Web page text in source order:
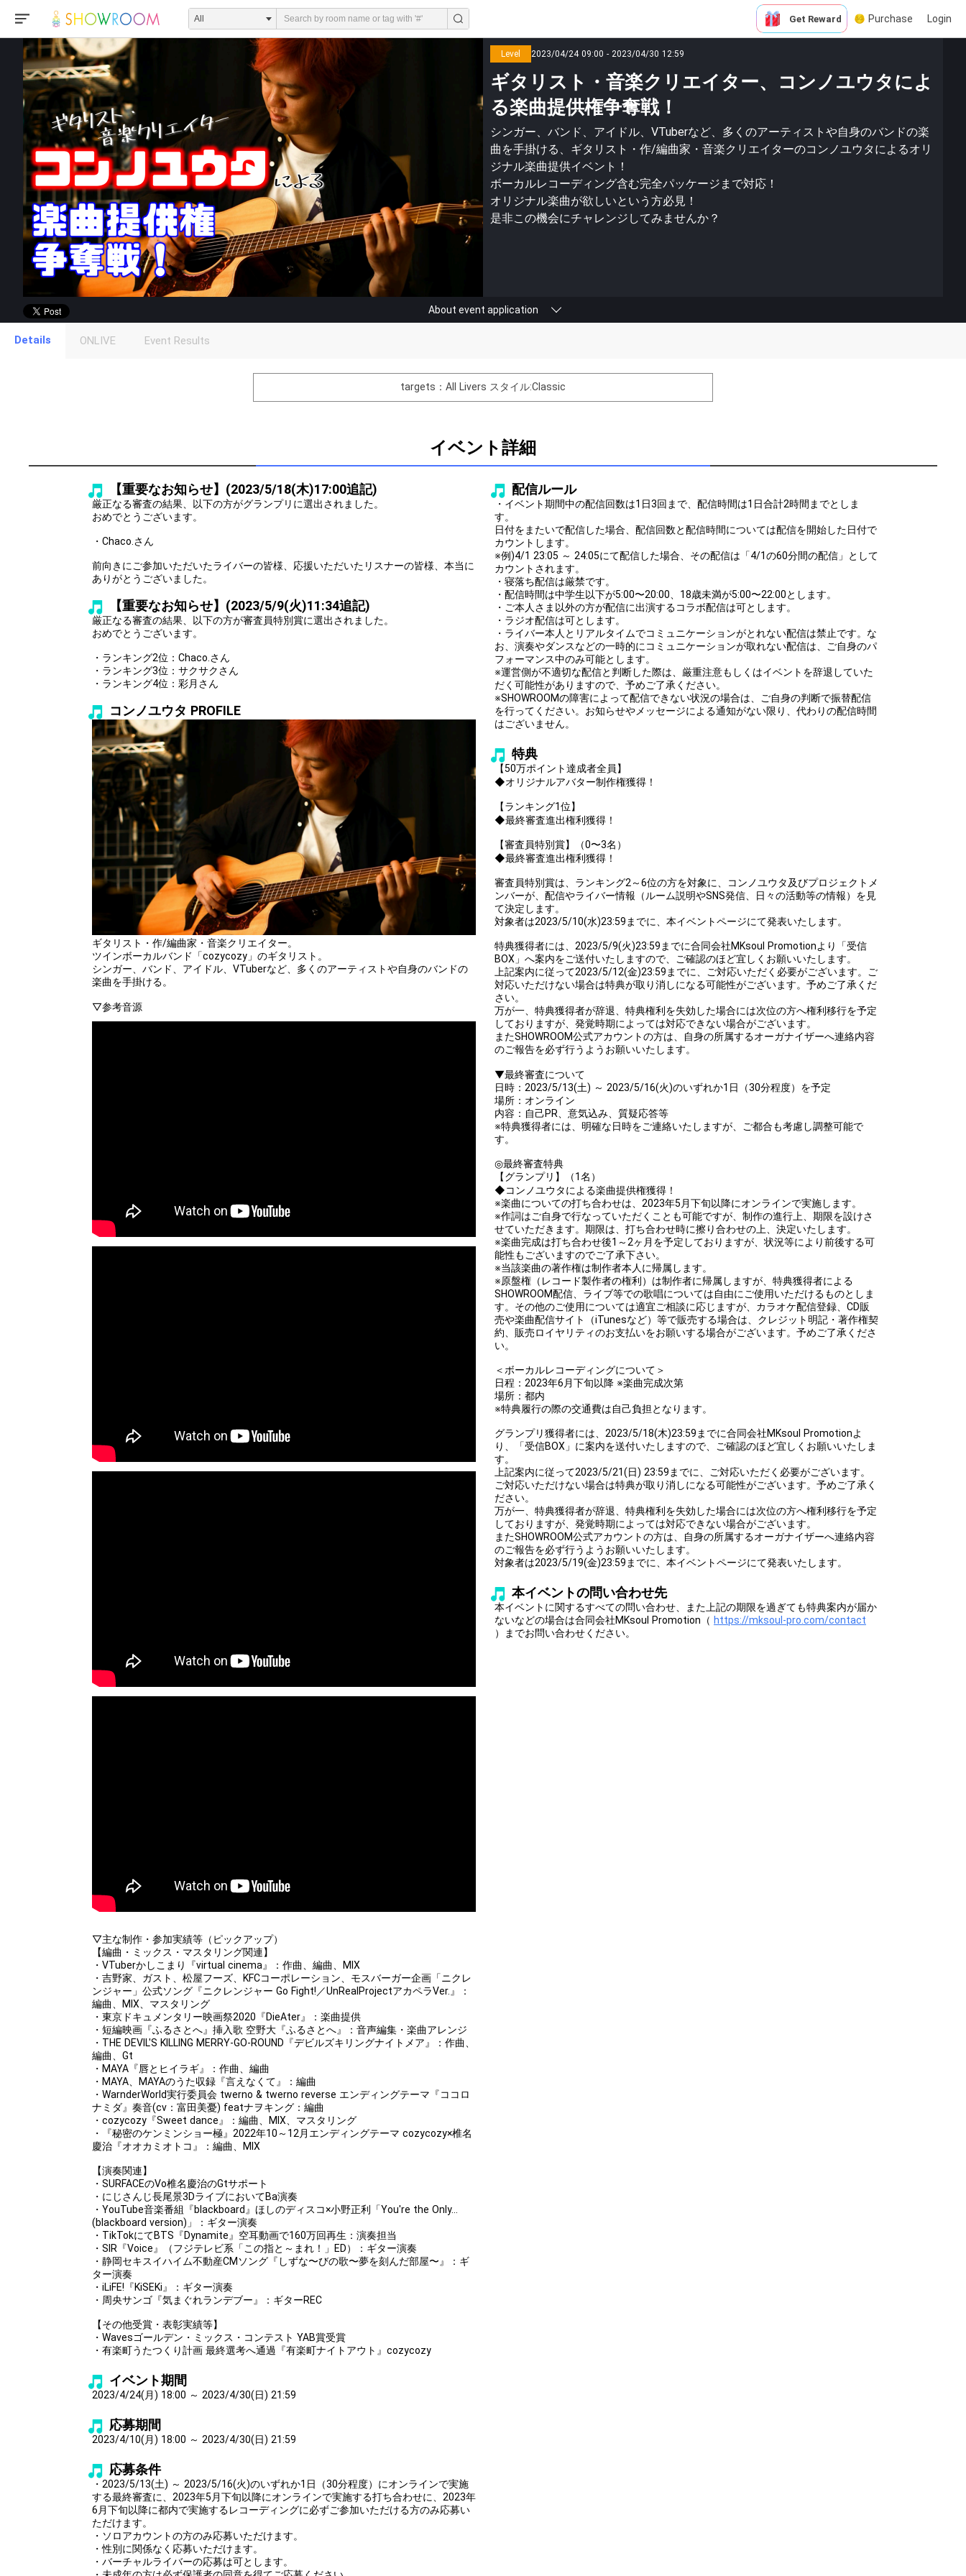
Get Reward Purchase Login
Level 2023/04/24 09:00 - 2023/04/30 12:59
ギタリスト・音楽クリエイター、コンノユウタによ
る楽曲提供権争奪戦！
シンガー、バンド、アイドル、VTuberなど、多くのアーティストや自身のバンドの楽
曲を手掛ける、ギタリスト・作/編曲家・音楽クリエイターのコンノユウタによるオリ
ジナル楽曲提供イベント！
ボーカルレコーディング含む完全パッケージまで対応！
オリジナル楽曲が欲しいという方必見！
是非この機会にチャレンジしてみませんか？
About event application
Level Points
Event Begins!
Throw gifts to the stage and join the live performance.
First, try throwing free Stars (once a day)! You can also charge Show Gold to purchase gifts
(available from 1 JPY)! When you continue to send gifts to the performer(s), the performer's
popularity ranking and your ranking go up.
To cheer on performers, you can send them gifts.
To send performers paid items, you must use Show Gold.
Comments
You can post comments. Please refrain from posting comments that may offend performers or
other users.
Details ONLIVE Event Results
targets：All Livers スタイル:Classic
イベント詳細
【重要なお知らせ】(2023/5/18(木)17:00追記)
厳正なる審査の結果、以下の方がグランプリに選出されました。
おめでとうございます。
・Chaco.さん
前向きにご参加いただいたライバーの皆様、応援いただいたリスナーの皆様、本当に
ありがとうございました。
【重要なお知らせ】(2023/5/9(火)11:34追記)
厳正なる審査の結果、以下の方が審査員特別賞に選出されました。
おめでとうございます。
・ランキング2位：Chaco.さん
・ランキング3位：サクサクさん
・ランキング4位：彩月さん
コンノユウタ PROFILE
ギタリスト・作/編曲家・音楽クリエイター。
ツインボーカルバンド「cozycozy」のギタリスト。
シンガー、バンド、アイドル、VTuberなど、多くのアーティストや自身のバンドの
楽曲を手掛ける。
▽参考音源
▽主な制作・参加実績等（ピックアップ）
【編曲・ミックス・マスタリング関連】
・VTuberかしこまり『virtual cinema』：作曲、編曲、MIX
・吉野家、ガスト、松屋フーズ、KFCコーポレーション、モスバーガー企画「ニクレ
ンジャー」公式ソング『ニクレンジャー Go Fight!／UnRealProjectアカペラVer.』：
編曲、MIX、マスタリング
・東京ドキュメンタリー映画祭2020『DieAter』：楽曲提供
・短編映画『ふるさとへ』挿入歌 空野大『ふるさとへ』：音声編集・楽曲アレンジ
・THE DEVIL'S KILLING MERRY-GO-ROUND『デビルズキリングナイトメア』：作曲、
編曲、Gt
・MAYA『唇とヒイラギ』：作曲、編曲
・MAYA、MAYAのうた収録『言えなくて』：編曲
・WarnderWorld実行委員会 twerno & twerno reverse エンディングテーマ『ココロ
ナミダ』奏音(cv：富田美憂) featナヲキング：編曲
・cozycozy『Sweet dance』：編曲、MIX、マスタリング
・『秘密のケンミンショー極』2022年10～12月エンディングテーマ cozycozy×椎名
慶治『オオカミオトコ』：編曲、MIX
【演奏関連】
・SURFACEのVo椎名慶治のGtサポート
・にじさんじ長尾景3DライブにおいてBa演奏
・YouTube音楽番組『blackboard』ほしのディスコ×小野正利「You're the Only...
(blackboard version)」：ギター演奏
・TikTokにてBTS『Dynamite』空耳動画で160万回再生：演奏担当
・SIR『Voice』（フジテレビ系「この指と～まれ！」ED）：ギター演奏
・静岡セキスイハイム不動産CMソング『しずな〜びの歌〜夢を刻んだ部屋〜』：ギ
ター演奏
・iLiFE!『KiSEKi』：ギター演奏
・周央サンゴ『気まぐれランデブー』：ギターREC
【その他受賞・表彰実績等】
・Wavesゴールデン・ミックス・コンテスト YAB賞受賞
・有楽町うたつくり計画 最終選考へ通過『有楽町ナイトアウト』cozycozy
イベント期間
2023/4/24(月) 18:00 ～ 2023/4/30(日) 21:59
応募期間
2023/4/10(月) 18:00 ～ 2023/4/30(日) 21:59
応募条件
・2023/5/13(土) ～ 2023/5/16(火)のいずれか1日（30分程度）にオンラインで実施
する最終審査に、2023年5月下旬以降にオンラインで実施する打ち合わせに、2023年
6月下旬以降に都内で実施するレコーディングに必ずご参加いただける方のみ応募い
ただけます。
・ソロアカウントの方のみ応募いただけます。
・性別に関係なく応募いただけます。
・バーチャルライバーの応募は可とします。
配信ルール
・イベント期間中の配信回数は1日3回まで、配信時間は1日合計2時間までとしま
す。
日付をまたいで配信した場合、配信回数と配信時間については配信を開始した日付で
カウントします。
※例)4/1 23:05 ～ 24:05にて配信した場合、その配信は「4/1の60分間の配信」として
カウントされます。
・寝落ち配信は厳禁です。
・配信時間は中学生以下が5:00〜20:00、18歳未満が5:00〜22:00とします。
・ご本人さま以外の方が配信に出演するコラボ配信は可とします。
・ラジオ配信は可とします。
・ライバー本人とリアルタイムでコミュニケーションがとれない配信は禁止です。な
お、演奏やダンスなどの一時的にコミュニケーションが取れない配信は、ご自身のパ
フォーマンス中のみ可能とします。
※運営側が不適切な配信と判断した際は、厳重注意もしくはイベントを辞退していた
だく可能性がありますので、予めご了承ください。
※SHOWROOMの障害によって配信できない状況の場合は、ご自身の判断で振替配信
を行ってください。お知らせやメッセージによる通知がない限り、代わりの配信時間
はございません。
特典
【50万ポイント達成者全員】
◆オリジナルアバター制作権獲得！
【ランキング1位】
◆最終審査進出権利獲得！
【審査員特別賞】（0〜3名）
◆最終審査進出権利獲得！
審査員特別賞は、ランキング2～6位の方を対象に、コンノユウタ及びプロジェクトメ
ンバーが、配信やライバー情報（ルーム説明やSNS発信、日々の活動等の情報）を見
て決定します。
対象者は2023/5/10(水)23:59までに、本イベントページにて発表いたします。
特典獲得者には、2023/5/9(火)23:59までに合同会社MKsoul Promotionより「受信
BOX」へ案内をご送付いたしますので、ご確認のほど宜しくお願いいたします。
上記案内に従って2023/5/12(金)23:59までに、ご対応いただく必要がございます。ご
対応いただけない場合は特典が取り消しになる可能性がございます。予めご了承くだ
さい。
万が一、特典獲得者が辞退、特典権利を失効した場合には次位の方へ権利移行を予定
しておりますが、発覚時期によっては対応できない場合がございます。
またSHOWROOM公式アカウントの方は、自身の所属するオーガナイザーへ連絡内容
のご報告を必ず行うようお願いいたします。
▼最終審査について
日時：2023/5/13(土) ～ 2023/5/16(火)のいずれか1日（30分程度）を予定
場所：オンライン
内容：自己PR、意気込み、質疑応答等
※特典獲得者には、明確な日時をご連絡いたしますが、ご都合も考慮し調整可能で
す。
◎最終審査特典
【グランプリ】（1名）
◆コンノユウタによる楽曲提供権獲得！
※楽曲についての打ち合わせは、2023年5月下旬以降にオンラインで実施します。
※作詞はご自身で行なっていただくことも可能ですが、制作の進行上、期限を設けさ
せていただきます。期限は、打ち合わせ時に擦り合わせの上、決定いたします。
※楽曲完成は打ち合わせ後1～2ヶ月を予定しておりますが、状況等により前後する可
能性もございますのでご了承下さい。
※当該楽曲の著作権は制作者本人に帰属します。
※原盤権（レコード製作者の権利）は制作者に帰属しますが、特典獲得者による
SHOWROOM配信、ライブ等での歌唱については自由にご使用いただけるものとしま
す。その他のご使用については適宜ご相談に応じますが、カラオケ配信登録、CD販
売や楽曲配信サイト（iTunesなど）等で販売する場合は、クレジット明記・著作権契
約、販売ロイヤリティのお支払いをお願いする場合がございます。予めご了承くださ
い。
＜ボーカルレコーディングについて＞
日程：2023年6月下旬以降 ※楽曲完成次第
場所：都内
※特典履行の際の交通費は自己負担となります。
グランプリ獲得者には、2023/5/18(木)23:59までに合同会社MKsoul Promotionよ
り、「受信BOX」に案内を送付いたしますので、ご確認のほど宜しくお願いいたしま
す。
上記案内に従って2023/5/21(日) 23:59までに、ご対応いただく必要がございます。
ご対応いただけない場合は特典が取り消しになる可能性がございます。予めご了承く
ださい。
万が一、特典獲得者が辞退、特典権利を失効した場合には次位の方へ権利移行を予定
しておりますが、発覚時期によっては対応できない場合がございます。
またSHOWROOM公式アカウントの方は、自身の所属するオーガナイザーへ連絡内容
のご報告を必ず行うようお願いいたします。
対象者は2023/5/19(金)23:59までに、本イベントページにて発表いたします。
本イベントの問い合わせ先
本イベントに関するすべての問い合わせ、また上記の期限を過ぎても特典案内が届か
ないなどの場合は合同会社MKsoul Promotion（ https://mksoul-pro.com/contact
）までお問い合わせください。